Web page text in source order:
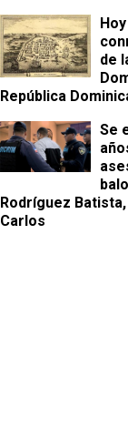
de
República
Se
Rodríguez
Carlos